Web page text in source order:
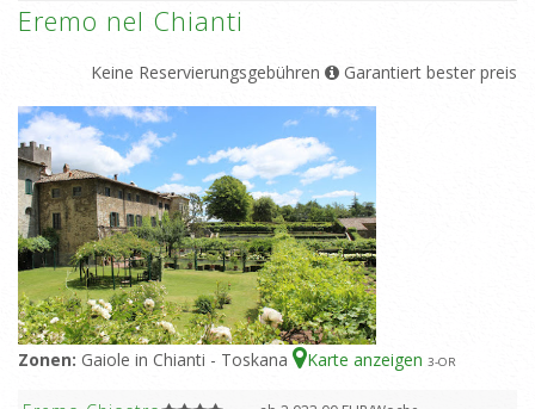
Eremo nel Chianti
Keine Reservierungsgebühren Garantiert bester preis
Zonen: Gaiole in Chianti - Toskana Karte anzeigen 3-OR